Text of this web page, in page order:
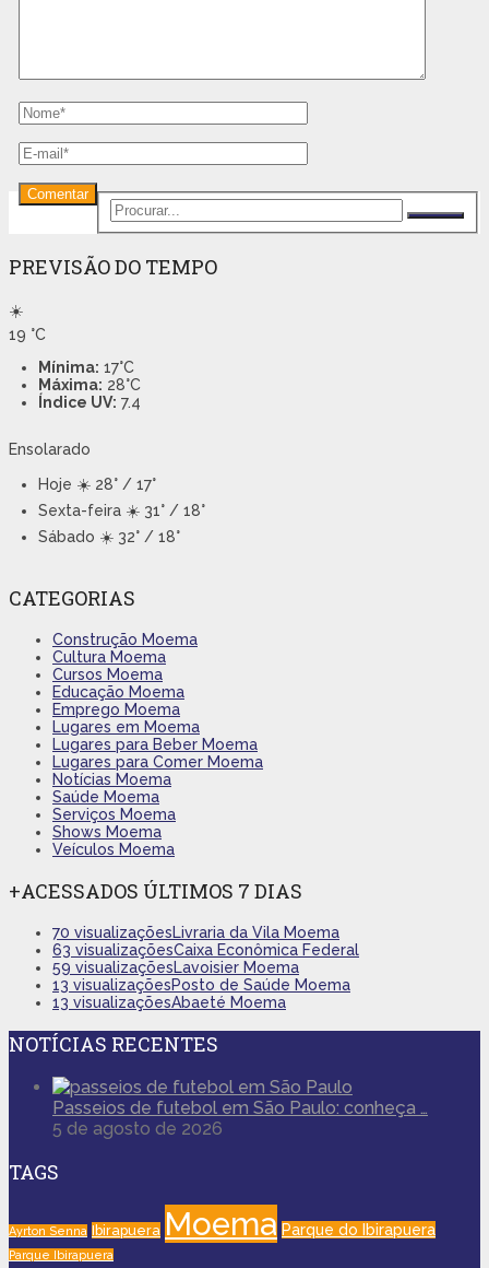
PREVISÃO DO TEMPO
☀️
19 °C
Mínima: 17°C
Máxima: 28°C
Índice UV: 7.4
Ensolarado
Hoje ☀️ 28° / 17°
Sexta-feira ☀️ 31° / 18°
Sábado ☀️ 32° / 18°
CATEGORIAS
Construção Moema
Cultura Moema
Cursos Moema
Educação Moema
Emprego Moema
Lugares em Moema
Lugares para Beber Moema
Lugares para Comer Moema
Notícias Moema
Saúde Moema
Serviços Moema
Shows Moema
Veículos Moema
+ACESSADOS ÚLTIMOS 7 DIAS
70 visualizaçõesLivraria da Vila Moema
63 visualizaçõesCaixa Econômica Federal
59 visualizaçõesLavoisier Moema
13 visualizaçõesPosto de Saúde Moema
13 visualizaçõesAbaeté Moema
NOTÍCIAS RECENTES
Passeios de futebol em São Paulo: conheça …
5 de agosto de 2026
TAGS
Ayrton Senna Ibirapuera Moema Parque do Ibirapuera
Parque Ibirapuera